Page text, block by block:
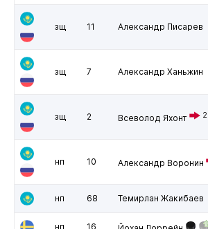
зщ 11 Александр Писарев
зщ 7 Александр Ханьжин
зщ 2 Всеволод Яхонт 2
нп 10 Александр Воронин
нп 68 Темирлан Жакибаев
нп 16